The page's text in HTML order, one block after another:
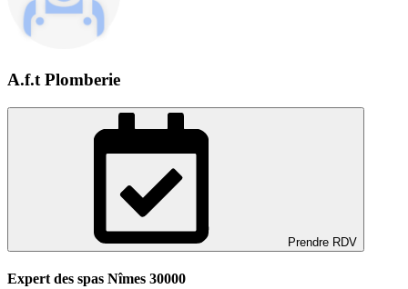
A.f.t Plomberie
Prendre RDV
Expert des spas Nîmes 30000